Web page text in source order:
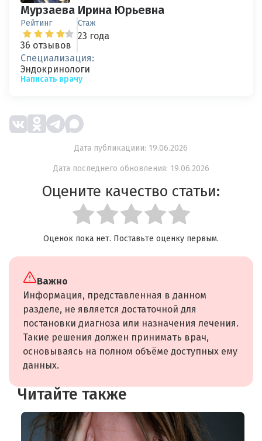
Мурзаева Ирина Юрьевна
Рейтинг
36 отзывов
Стаж
23 года
Специализация:
Эндокринологи
Написать врачу
Дата публикациии: 19.06.2026
Дата последнего обновления: 19.06.2026
Оцените качество статьи:
Оценок пока нет. Поставьте оценку первым.
Важно
Информация, представленная в данном
разделе, не является достаточной для
постановки диагноза или назначения лечения.
Такие решения должен принимать врач,
основываясь на полном объёме доступных ему
данных.
Читайте также